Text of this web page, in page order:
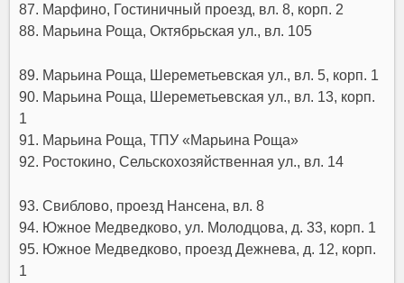
87. Марфино, Гостиничный проезд, вл. 8, корп. 2
88. Марьина Роща, Октябрьская ул., вл. 105
89. Марьина Роща, Шереметьевская ул., вл. 5, корп. 1
90. Марьина Роща, Шереметьевская ул., вл. 13, корп.
1
91. Марьина Роща, ТПУ «Марьина Роща»
92. Ростокино, Сельскохозяйственная ул., вл. 14
93. Свиблово, проезд Нансена, вл. 8
94. Южное Медведково, ул. Молодцова, д. 33, корп. 1
95. Южное Медведково, проезд Дежнева, д. 12, корп.
1